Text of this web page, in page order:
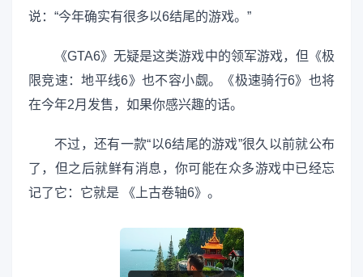
说：“今年确实有很多以6结尾的游戏。”
《GTA6》无疑是这类游戏中的领军游戏，但《极
限竞速：地平线6》也不容小觑。《极速骑行6》也将
在今年2月发售，如果你感兴趣的话。
不过，还有一款“以6结尾的游戏”很久以前就公布
了，但之后就鲜有消息，你可能在众多游戏中已经忘
记了它：它就是 《上古卷轴6》。